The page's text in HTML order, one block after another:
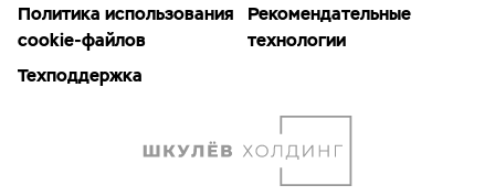
Политика использования
cookie-файлов
Рекомендательные
технологии
Техподдержка